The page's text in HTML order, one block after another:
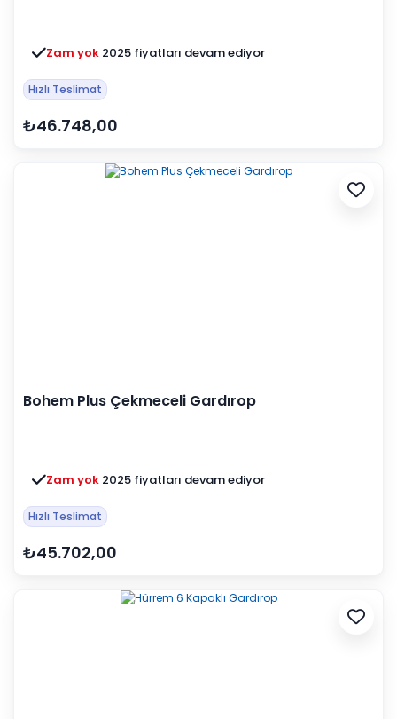
Zam yok 2025 fiyatları devam ediyor
Hızlı Teslimat
₺46.748,00
Bohem Plus Çekmeceli Gardırop
Zam yok 2025 fiyatları devam ediyor
Hızlı Teslimat
₺45.702,00